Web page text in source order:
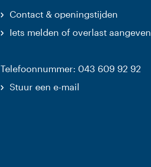
Contact & openingstijden
Iets melden of overlast aangeven
Telefoonnummer: 043 609 92 92
Stuur een e-mail